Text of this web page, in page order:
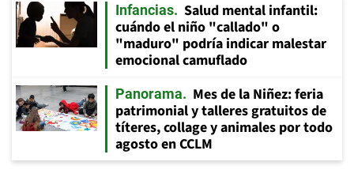
Infancias
Salud mental infantil:
cuándo el niño "callado" o
"maduro" podría indicar malestar
emocional camuflado
Panorama
Mes de la Niñez: feria
patrimonial y talleres gratuitos de
títeres, collage y animales por todo
agosto en CCLM